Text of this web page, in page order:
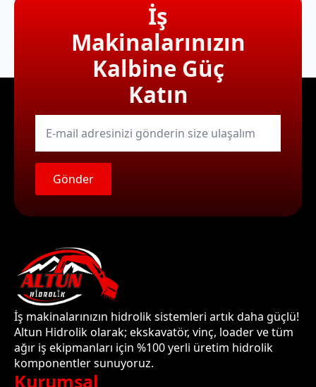
İş
Makinalarınızın
Kalbine Güç
Katın
E-
mail
Gönder
İş makinalarınızın hidrolik sistemleri artık daha güçlü!
Altun Hidrolik olarak; ekskavatör, vinç, loader ve tüm
ağır iş ekipmanları için %100 yerli üretim hidrolik
komponentler sunuyoruz.
Kurumsal